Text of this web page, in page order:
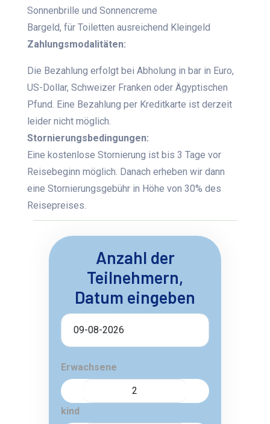
Sonnenbrille und Sonnencreme
Bargeld, für Toiletten ausreichend Kleingeld
Zahlungsmodalitäten:
Die Bezahlung erfolgt bei Abholung in bar in Euro,
US-Dollar, Schweizer Franken oder Ägyptischen
Pfund. Eine Bezahlung per Kreditkarte ist derzeit
leider nicht möglich.
Stornierungsbedingungen:
Eine kostenlose Stornierung ist bis 3 Tage vor
Reisebeginn möglich. Danach erheben wir dann
eine Stornierungsgebühr in Höhe von 30% des
Reisepreises.
Anzahl der
Teilnehmern,
Datum eingeben
Erwachsene
kind